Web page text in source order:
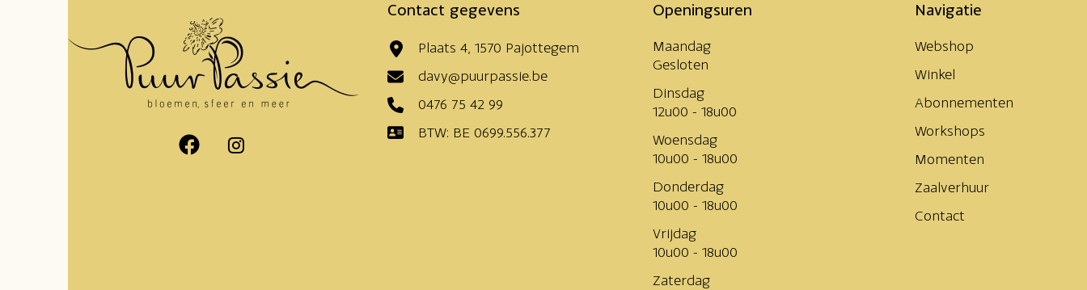
Contact gegevens
Plaats 4, 1570 Pajottegem
davy@puurpassie.be
0476 75 42 99
BTW: BE 0699.556.377
Openingsuren
Maandag
Gesloten
Dinsdag
12u00 - 18u00
Woensdag
10u00 - 18u00
Donderdag
10u00 - 18u00
Vrijdag
10u00 - 18u00
Zaterdag
Navigatie
Webshop
Winkel
Abonnementen
Workshops
Momenten
Zaalverhuur
Contact